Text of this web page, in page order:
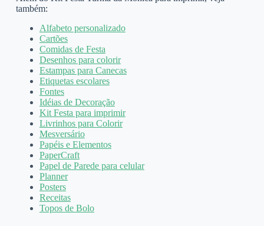
também:
Alfabeto personalizado
Cartões
Comidas de Festa
Desenhos para colorir
Estampas para Canecas
Etiquetas escolares
Fontes
Idéias de Decoração
Kit Festa para imprimir
Livrinhos para Colorir
Mesversário
Papéis e Elementos
PaperCraft
Papel de Parede para celular
Planner
Posters
Receitas
Topos de Bolo